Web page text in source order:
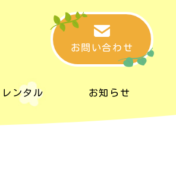
お問い合わせ
ンタル お知らせ